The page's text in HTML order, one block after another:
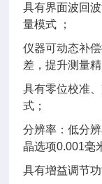
具有界面波回
量模式 ；
仪器可动态补
差，提升测量精
具有零位校准
式；
分辨率：低分
晶选项0.001毫
具有增益调节功